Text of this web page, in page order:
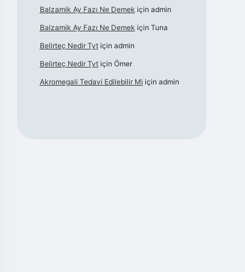
Balzamik Ay Fazı Ne Demek için admin
Balzamik Ay Fazı Ne Demek için Tuna
Belirteç Nedir Tytiçin admin
Belirteç Nedir Tytiçin Ömer
Akromegali Tedavi Edilebilir Mi için admin